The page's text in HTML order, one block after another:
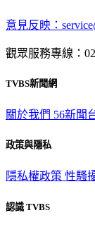
意見反映：
觀眾服務專線：
TVBS新聞網
關於我們 56新聞
政策與隱私
隱私權政策 性騷
認識 TVBS